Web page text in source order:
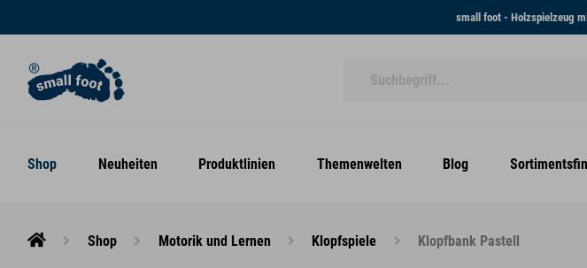
small foot - Holzspielzeug
Shop Neuheiten Produktlinien Themenwelten Blog
Shop Motorik und Lernen Klopfspiele Klopfbank Pastell